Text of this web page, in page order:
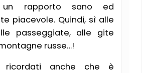
un rapporto sano ed
piacevole. Quindi, sì alle
passeggiate, alle gite
russe…!
ricordati anche che è